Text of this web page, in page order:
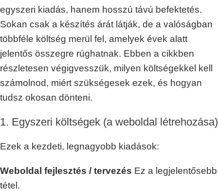
egyszeri kiadás, hanem hosszú távú befektetés.
Sokan csak a készítés árát látják, de a valóságban
többféle költség merül fel, amelyek évek alatt
jelentős összegre rúghatnak. Ebben a cikkben
részletesen végigvesszük, milyen költségekkel kell
számolnod, miért szükségesek ezek, és hogyan
tudsz okosan dönteni.
1. Egyszeri költségek (a weboldal létrehozása)
Ezek a kezdeti, legnagyobb kiadások:
Weboldal fejlesztés / tervezés Ez a legjelentősebb
tétel.